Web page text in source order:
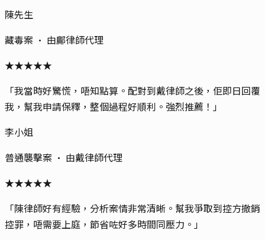
陳先生
藏毒案 · 由鄺律師代理
★★★★★
「我當時好驚慌，唔知點算。配對到戴律師之後，佢即日回覆
我，幫我申請保釋，整個過程好順利。強烈推薦！ 」
李小姐
普通襲擊案 · 由戴律師代理
★★★★★
「陳律師好有經驗，分析案情非常清晰。幫我爭取到控方撤銷
控罪，唔需要上庭，節省咗好多時間同壓力。 」